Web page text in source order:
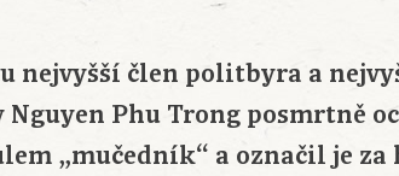
nejvyšší člen politbyra a
Phu Trong posmrtně
„mučedník“ a označil je